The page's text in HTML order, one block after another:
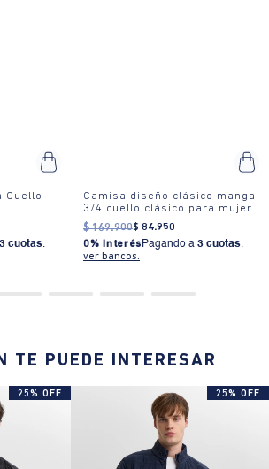
Cuello
3 cuotas.
Camisa diseño clásico manga
3/4 cuello clásico para mujer
$ 169.900$ 84.950
0% InterésPagando a 3 cuotas.
ver bancos.
TE PUEDE INTERESAR
25% OFF 25% OFF